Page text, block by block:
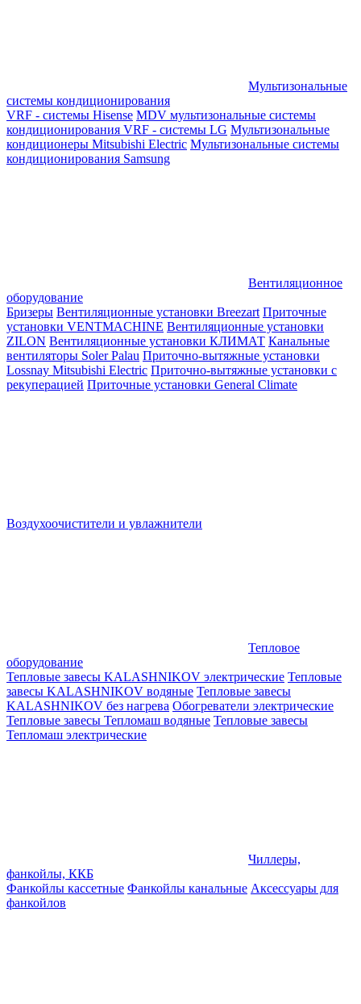
Мультизональные
системы кондиционирования
VRF - системы Hisense MDV мультизональные системы
кондиционирования VRF - системы LG Мультизональные
кондиционеры Mitsubishi Electric Мультизональные системы
кондиционирования Samsung
Вентиляционное
оборудование
Бризеры Вентиляционные установки Breezart Приточные
установки VENTMACHINE Вентиляционные установки
ZILON Вентиляционные установки КЛИМАТ Канальные
вентиляторы Soler Palau Приточно-вытяжные установки
Lossnay Mitsubishi Electric Приточно-вытяжные установки с
рекуперацией Приточные установки General Climate
Воздухоочистители и увлажнители
Тепловое
оборудование
Тепловые завесы KALASHNIKOV электрические Тепловые
завесы KALASHNIKOV водяные Тепловые завесы
KALASHNIKOV без нагрева Обогреватели электрические
Тепловые завесы Тепломаш водяные Тепловые завесы
Тепломаш электрические
Чиллеры,
фанкойлы, ККБ
Фанкойлы кассетные Фанкойлы канальные Аксессуары для
фанкойлов